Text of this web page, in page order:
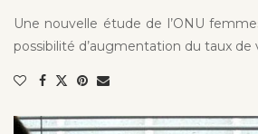
Une nouvelle étude de l’ONU
possibilité d’augmentation du taux de